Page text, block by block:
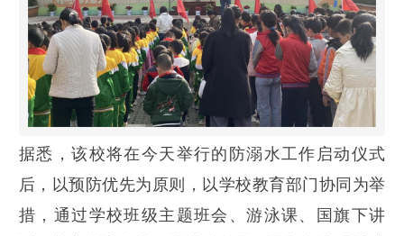
据悉，该校将在今天举行的防溺水工作启动仪式
后，以预防优先为原则，以学校教育部门协同为举
措，通过学校班级主题班会、游泳课、国旗下讲